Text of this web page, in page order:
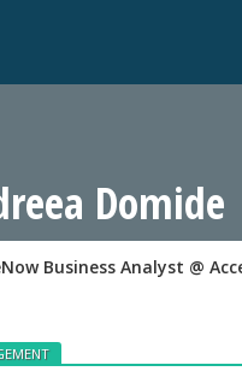
Domide
Business Analyst @